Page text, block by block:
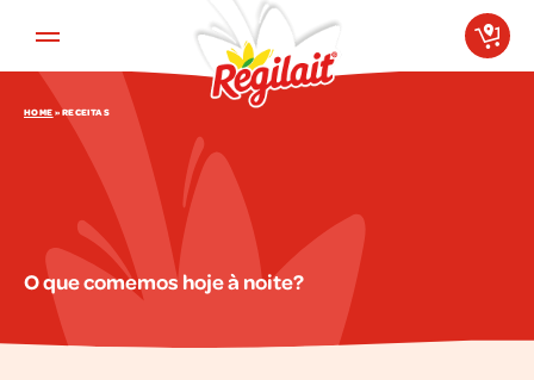
HOME » RECEITAS
O que comemos hoje à noite?